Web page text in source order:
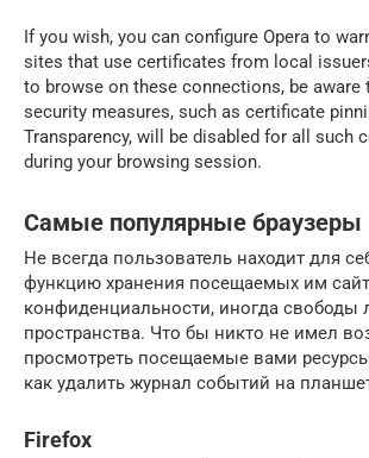
If you wish, you can configure Opera to
sites that use certificates from local
to browse on these connections, be aware
security measures, such as certificate
Transparency, will be disabled for all such
during your browsing session.
Самые популярные браузеры
Не всегда пользователь находит для
функцию хранения посещаемых им
конфиденциальности, иногда свободы
пространства. Что бы никто не имел
просмотреть посещаемые вами
как удалить журнал событий на
Firefox